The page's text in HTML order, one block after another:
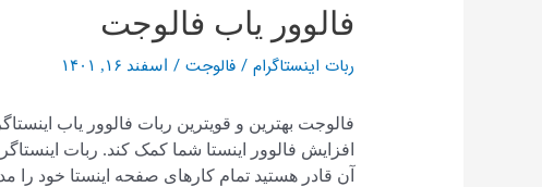
فالوور یاب فالوجت
ربات اینستاگرام /فالوجت / اسفند ۱۶, ۱۴۰۱
فالوجت بهترین و قویترین ربات فالوور یاب
افزایش فالوور اینستا شما کمک کند. ربات
آن قادر هستید تمام کارهای صفحه اینستا خود را